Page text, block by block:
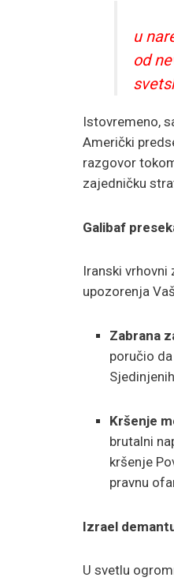
u
od
Istovremeno,
Američki
razgovor
zajedničku
Galibaf
Iranski
upozorenja
Zabrana
poručio
Kršenje
brutalni
kršenje
pravnu
Izrael
U svetlu